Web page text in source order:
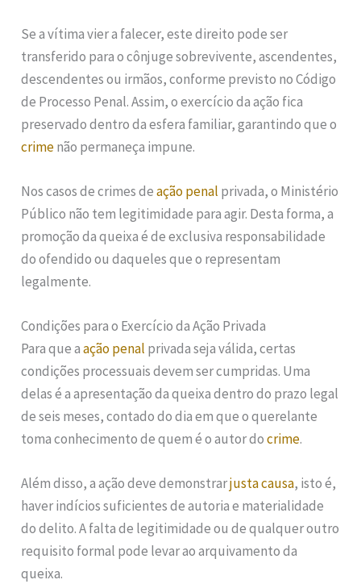
Se a vítima vier a falecer, este direito pode ser
transferido para o cônjuge sobrevivente, ascendentes,
descendentes ou irmãos, conforme previsto no Código
de Processo Penal. Assim, o exercício da ação fica
preservado dentro da esfera familiar, garantindo que o
crimenão permaneça impune.
Nos casos de crimes deação penal privada, o Ministério
Público não tem legitimidade para agir. Desta forma, a
promoção da queixa é de exclusiva responsabilidade
do ofendido ou daqueles que o representam
legalmente.
Condições para o Exercício da Ação Privada
Para que aação penal privada seja válida, certas
condições processuais devem ser cumpridas. Uma
delas é a apresentação da queixa dentro do prazo legal
de seis meses, contado do dia em que o querelante
toma conhecimento de quem é o autor docrime.
Além disso, a ação deve demonstrarjusta causa, isto é,
haver indícios suficientes de autoria e materialidade
do delito. A falta de legitimidade ou de qualquer outro
requisito formal pode levar ao arquivamento da
queixa.